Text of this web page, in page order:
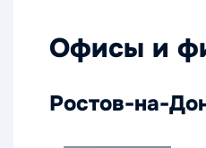
Офисы и
Ростов-на-